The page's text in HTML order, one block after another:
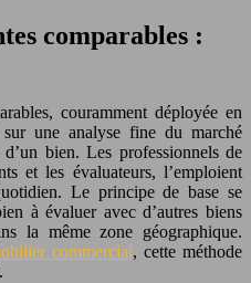
comparables :
couramment déployée en
une analyse fine du marché
bien. Les professionnels de
et les évaluateurs, l’emploient
Le principe de base se
à évaluer avec d’autres biens
la même zone géographique.
commercial, cette méthode